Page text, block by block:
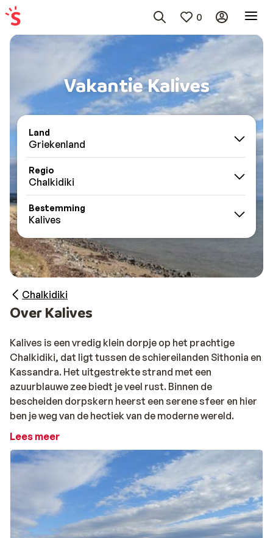
0
Vakantie Kalives
Land
Griekenland
Regio
Chalkidiki
Bestemming
Kalives
Chalkidiki
Over Kalives
Kalives is een vredig klein dorpje op het prachtige
Chalkidiki, dat ligt tussen de schiereilanden Sithonia en
Kassandra. Het uitgestrekte strand met een
azuurblauwe zee biedt je veel rust. Binnen de
bescheiden dorpskern heerst een serene sfeer en hier
ben je weg van de hectiek van de moderne wereld.
Lees meer